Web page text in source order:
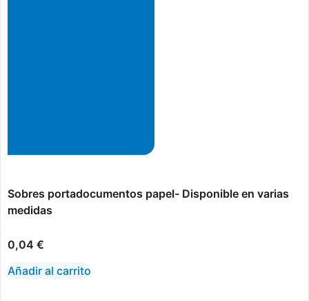
Sobres portadocumentos papel- Disponible en varias
medidas
0,04 €
Añadir al carrito